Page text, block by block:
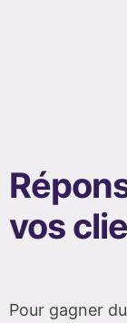
vos
Pour gagner